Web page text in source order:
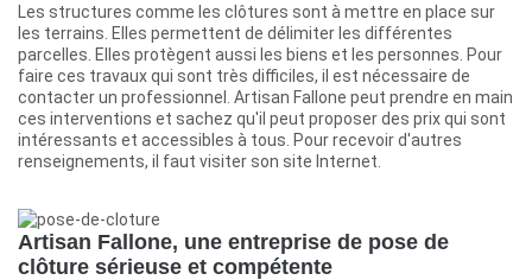
Les structures comme les clôtures sont à mettre en place sur
les terrains. Elles permettent de délimiter les différentes
parcelles. Elles protègent aussi les biens et les personnes. Pour
faire ces travaux qui sont très difficiles, il est nécessaire de
contacter un professionnel. Artisan Fallone peut prendre en main
ces interventions et sachez qu'il peut proposer des prix qui sont
intéressants et accessibles à tous. Pour recevoir d'autres
renseignements, il faut visiter son site Internet.
Artisan Fallone, une entreprise de pose de
clôture sérieuse et compétente